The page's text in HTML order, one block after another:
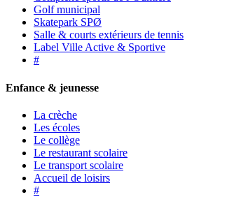
Golf municipal
Skatepark SPØ
Salle & courts extérieurs de tennis
Label Ville Active & Sportive
#
Enfance & jeunesse
La crèche
Les écoles
Le collège
Le restaurant scolaire
Le transport scolaire
Accueil de loisirs
#